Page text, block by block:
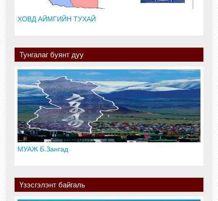
ХОВД АЙМГИЙН ТУХАЙ
Тунгалаг буянт дуу
МУАЖ Б.Зангад
Үзэсгэлэнт байгаль